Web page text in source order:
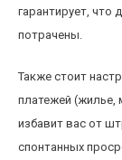
гарантирует, что
потрачены.
Также стоит
платежей (жилье,
избавит вас от
спонтанных